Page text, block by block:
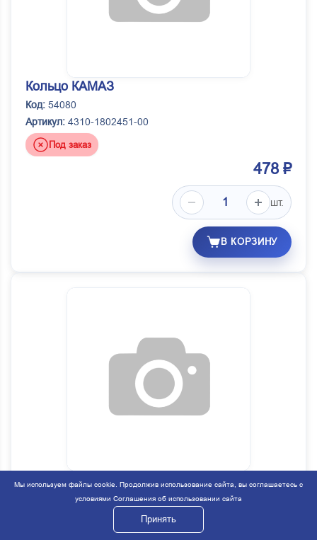
Кольцо КАМАЗ
Код: 54080
Артикул: 4310-1802451-00
Под заказ
478 ₽
шт.
В КОРЗИНУ
Коробка раздат. с перех. КАМАЗ
51338
43114-1800120-72
Мы используем файлы cookie. Продолжив использование сайта, вы соглашаетесь с
условиями Соглашения об использовании сайта
Принять